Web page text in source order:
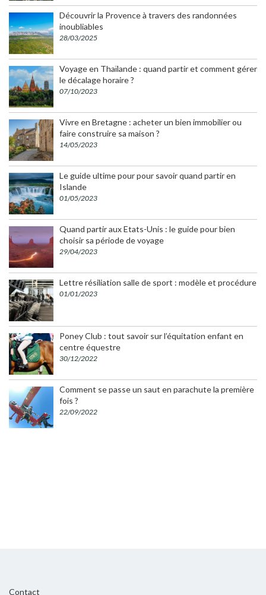
Découvrir la Provence à travers des randonnées
inoubliables
28/03/2025
Voyage en Thaïlande : quand partir et comment gérer
le décalage horaire ?
07/10/2023
Vivre en Bretagne : acheter un bien immobilier ou
faire construire sa maison ?
14/05/2023
Le guide ultime pour pour savoir quand partir en
Islande
01/05/2023
Quand partir aux Etats-Unis : le guide pour bien
choisir sa période de voyage
29/04/2023
Lettre résiliation salle de sport : modèle et procédure
01/01/2023
Poney Club : tout savoir sur l’équitation enfant en
centre équestre
30/12/2022
Comment se passe un saut en parachute la première
fois ?
22/09/2022
Contact